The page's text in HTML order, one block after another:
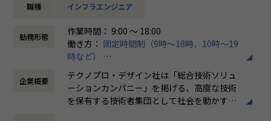
躍を期待し、入社後約3か月間の研修にご参加いただきま
イチからITの基礎を学び、インフラを支えるエンジニアとし
ての業務を学ぶ実践的な研修
■研修期間：約3ヵ月
職種 インフラエンジニア
勤務形態
作業時間： 9:00 ～ 18:00
働き方： 固定時間制（9時～18時、10時～19
時など）
時間外労働の有無： 有（月平均20時間）
休憩時間： 60分
企業概要
テクノプロ・デザイン社は「総合技術ソリュ
ーションカンパニー」を掲げる、高度な技術
を保有する技術者集団として社会を動かすこ